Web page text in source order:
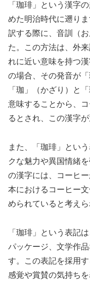
「珈琲」という漢字
めた明治時代に遡り
訳する際に、音訓（
た。この方法は、外
れに近い意味を持つ
の場合、その発音が
「珈」（かざり）と
意味することから、
るとされ、この漢字が
また、「珈琲」とい
クな魅力や異国情緒
の漢字には、コーヒ
本におけるコーヒー
められていると考えら
「珈琲」という表記
パッケージ、文学作
す。この表記を採用
感覚や賞賛の気持ち